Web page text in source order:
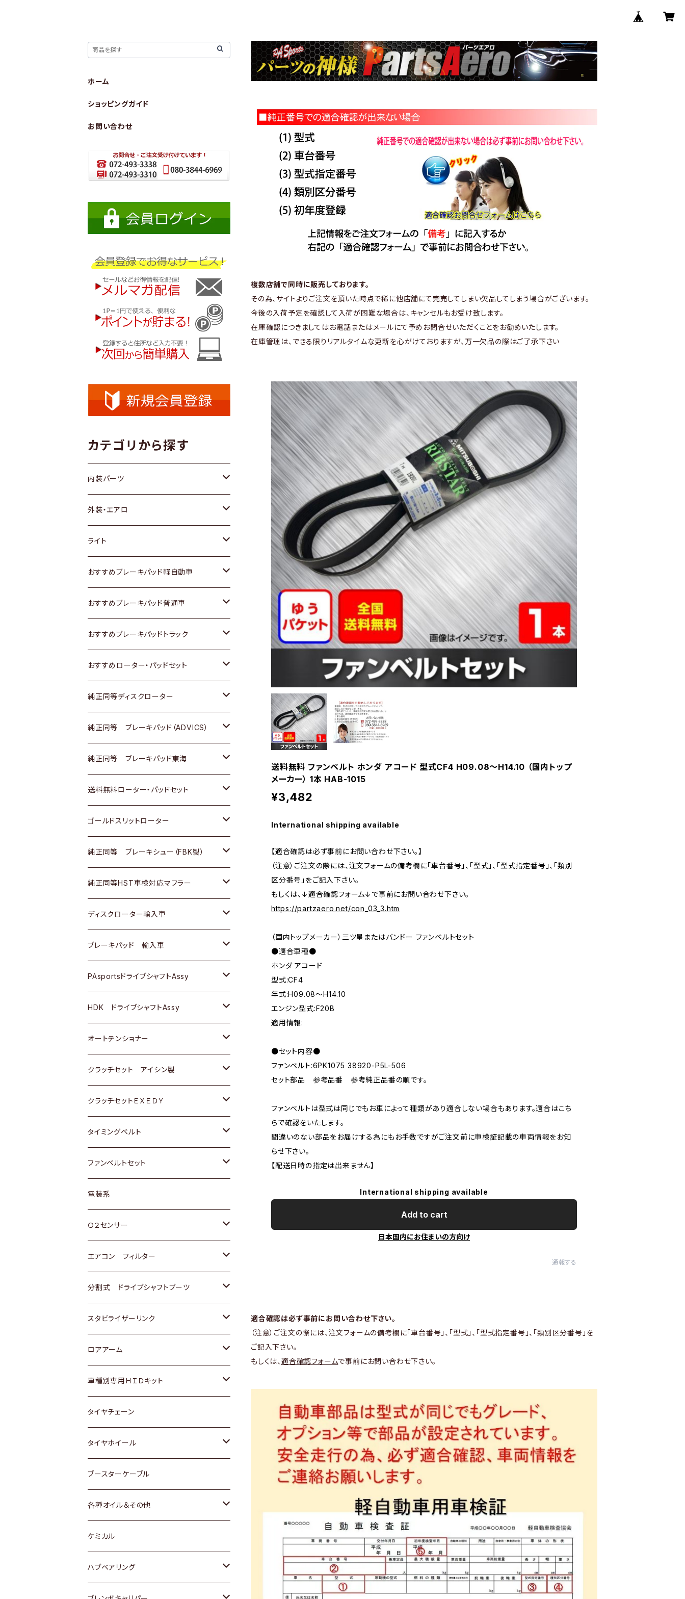
複数店舗で同時に販売しております。
その為、サイトよりご注文を頂いた時点で稀に他店舗にて完売してしまい欠品してしまう場合がございます。
今後の入荷予定を確認して入荷が困難な場合は、キャンセルもお受け致します。
在庫確認につきましてはお電話またはメールにて予めお問合せいただくことをお勧めいたします。
在庫管理は、できる限りリアルタイムな更新を心がけておりますが、万一欠品の際はご了承下さい
送料無料 ファンベルト ホンダ アコード 型式CF4 H09.08～H14.10 （国内トップ
メーカー） 1本 HAB-1015
¥3,482
International shipping available
【適合確認は必ず事前にお問い合わせ下さい。】
（注意）ご注文の際には、注文フォームの備考欄に「車台番号」、「型式」、「型式指定番号」、「類別
区分番号」をご記入下さい。
もしくは、↓適合確認フォーム↓で事前にお問い合わせ下さい。
https://partzaero.net/con_03_3.htm
（国内トップメーカー）三ツ星またはバンドー ファンベルトセット
●適合車種●
ホンダ アコード
型式:CF4
年式:H09.08～H14.10
エンジン型式:F20B
適用情報:
●セット内容●
ファンベルト:6PK1075 38920-P5L-506
セット部品 参考品番 参考純正品番の順です。
ファンベルトは型式は同じでもお車によって種類があり適合しない場合もあります。適合はこち
らで確認をいたします。
間違いのない部品をお届けする為にもお手数ですがご注文前に車検証記載の車両情報をお知
らせ下さい。
【配送日時の指定は出来ません】
International shipping available
Add to cart
日本国内にお住まいの方向け
通報する
適合確認は必ず事前にお問い合わせ下さい。
（注意）ご注文の際には、注文フォームの備考欄に「車台番号」、「型式」、「型式指定番号」、「類別区分番号」を
ご記入下さい。
もしくは、 適合確認フォームで事前にお問い合わせ下さい。
ホーム
ショッピングガイド
お問い合わせ
カテゴリから探す
内装パーツ
トヨタ
ホンダ
スズキ
日産
いすゞ
ダイハツ
マツダ
三菱
スバル
日野
三菱ふそう
ＢＭＷ
外装・エアロ
トヨタ
ホンダ
スズキ
日産
いすゞ
ダイハツ
マツダ
三菱
日野
三菱ふそう
ライト
トヨタ
スズキ
日産
いすゞ
ダイハツ
三菱
日野
三菱ふそう
その他
おすすめブレーキパッド軽自動車
トヨタ
ホンダ
スズキ
日産
ダイハツ
マツダ
三菱
スバル
おすすめブレーキパッド普通車
トヨタ
ホンダ
スズキ
日産
いすゞ
ダイハツ
マツダ
三菱
スバル
おすすめブレーキパッドトラック
トヨタ
日産
いすゞ
ダイハツ
マツダ
三菱
おすすめローター・パッドセット
トヨタ
ホンダ
スズキ
日産
ダイハツ
マツダ
三菱
スバル
純正同等ディスクローター
トヨタ
ホンダ
スズキ
日産
いすゞ
ダイハツ
マツダ
三菱
スバル
ＢＥＮＺ
純正同等 ブレーキパッド（ADVICS）
トヨタ
ホンダ
スズキ
日産
ダイハツ
マツダ
三菱
スバル
純正同等 ブレーキパッド東海
トヨタ
ホンダ
日産
いすゞ
ダイハツ
マツダ
三菱
スバル
送料無料ローター・パッドセット
トヨタ
ホンダ
スズキ
日産
ダイハツ
マツダ
三菱
スバル
ゴールドスリットローター
トヨタ
ホンダ
スズキ
日産
ダイハツ
マツダ
三菱
スバル
純正同等 ブレーキシュー（FBK製）
ホンダ
スズキ
日産
ダイハツ
マツダ
三菱
スバル
純正同等HST車検対応マフラー
トヨタ
ホンダ
スズキ
日産
いすゞ
ダイハツ
マツダ
三菱
スバル
日野
ディスクローター輸入車
ＡＵＤＩ
ＢＥＮＺ
ＢＭＷ
GOLF
ＷＡＧＥＮ
アストロ（シボレー）
クライスラー
ブレーキパッド 輸入車
ＢＥＮＺ
ＢＭＷ
ＷＡＧＥＮ
ＶＯＬＶＯ
PAsportsドライブシャフトAssy
トヨタ
ホンダ
スズキ
日産
ダイハツ
マツダ
三菱
スバル
HDK ドライブシャフトAssy
スズキ
ダイハツ
日産
ホンダ
マツダ
オートテンショナー
トヨタ
クラッチセット アイシン製
ホンダ
スズキ
ダイハツ
マツダ
三菱
スバル
クラッチセットＥＸＥＤＹ
ホンダ
スズキ
日産
ダイハツ
マツダ
三菱
スバル
タイミングベルト
トヨタ
スズキ
ダイハツ
三菱
スバル
ファンベルトセット
トヨタ
ホンダ
スズキ
日産
いすゞ
ダイハツ
マツダ
三菱
スバル
レクサス
電装系
Ｏ２センサー
トヨタ
ホンダ
スズキ
日産
ダイハツ
マツダ
三菱
スバル
エアコン フィルター
トヨタ
ホンダ
スズキ
日産
いすゞ
ダイハツ
マツダ
三菱
スバル
分割式 ドライブシャフトブーツ
トヨタ
ホンダ
スズキ
日産
ダイハツ
スバル
スタビライザーリンク
トヨタ
ホンダ
スズキ
日産
ダイハツ
マツダ
ロアアーム
ホンダ
スズキ
日産
ダイハツ
マツダ
スバル
車種別専用ＨＩＤキット
トヨタ
マツダ
タイヤチェーン
タイヤホイール
トヨタ
ホンダ
スズキ
日産
ブースターケーブル
各種オイル＆その他
ディーデル洗浄添加剤
ケミカル
ハブベアリング